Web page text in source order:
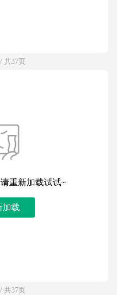
共37页
重新加载试试~
加载
共37页